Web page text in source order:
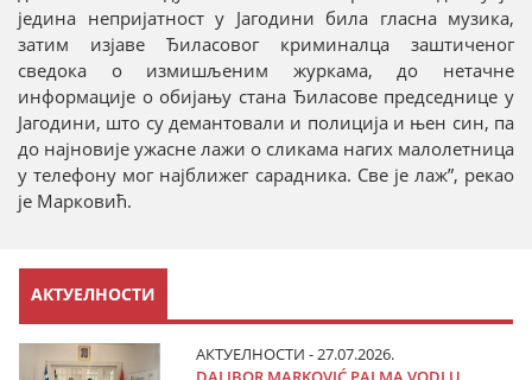
једина непријатност у Јагодини била гласна музика,
затим изјаве Ђиласовог криминалца заштиченог
сведока о измишљеним журкама, до нетачне
информације о обијању стана Ђиласове председнице у
Јагодини, што су демантовали и полиција и њен син, па
до најновије ужасне лажи о сликама нагих малолетница
у телефону мог најближег сарадника. Све је лаж”, рекао
је Марковић.
АКТУЕЛНОСТИ
АКТУЕЛНОСТИ - 27.07.2026.